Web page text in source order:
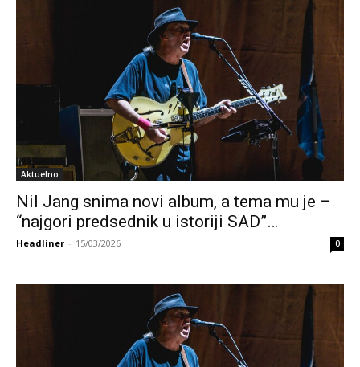
Aktuelno
Nil Jang snima novi album, a tema mu je –
“najgori predsednik u istoriji SAD”…
Headliner - 15/03/2026 0